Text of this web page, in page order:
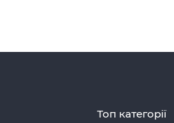
Топ категорії